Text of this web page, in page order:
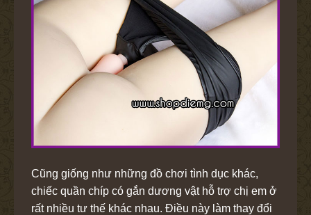
Cũng giống như những đồ chơi tình dục khác,
chiếc quần chíp có gắn dương vật hỗ trợ chị em ở
rất nhiều tư thế khác nhau. Điều này làm thay đổi